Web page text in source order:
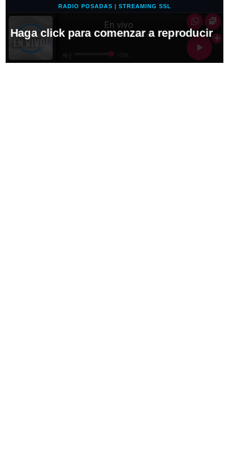
RADIO POSADAS | STREAMING SSL
Haga click para comenzar a reproducir
En vivo
Buena Música!